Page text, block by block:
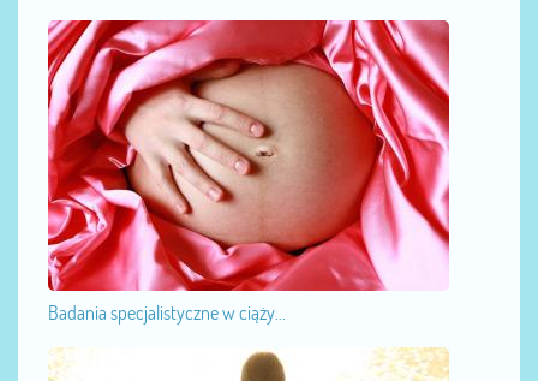
Badania specjalistyczne w ciąży...